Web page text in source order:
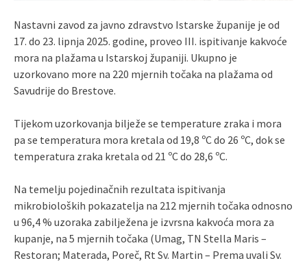
Nastavni zavod za javno zdravstvo Istarske županije je od
17. do 23. lipnja 2025. godine, proveo III. ispitivanje kakvoće
mora na plažama u Istarskoj županiji. Ukupno je
uzorkovano more na 220 mjernih točaka na plažama od
Savudrije do Brestove.
Tijekom uzorkovanja bilježe se temperature zraka i mora
pa se temperatura mora kretala od 19,8 ºC do 26 ºC, dok se
temperatura zraka kretala od 21 ºC do 28,6 ºC.
Na temelju pojedinačnih rezultata ispitivanja
mikrobioloških pokazatelja na 212 mjernih točaka odnosno
u 96,4 % uzoraka zabilježena je izvrsna kakvoća mora za
kupanje, na 5 mjernih točaka (Umag, TN Stella Maris –
Restoran; Materada, Poreč, Rt Sv. Martin – Prema uvali Sv.